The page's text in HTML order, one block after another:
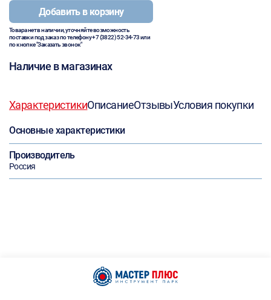
Добавить в корзину
Товара нет в наличии, уточняйте возможность
поставки под заказ по телефону+7 (3822) 52-34-73или
по кнопке "Заказать звонок"
Наличие в магазинах
ХарактеристикиОписаниеОтзывыУсловия покупки
Основные характеристики
Производитель
Россия